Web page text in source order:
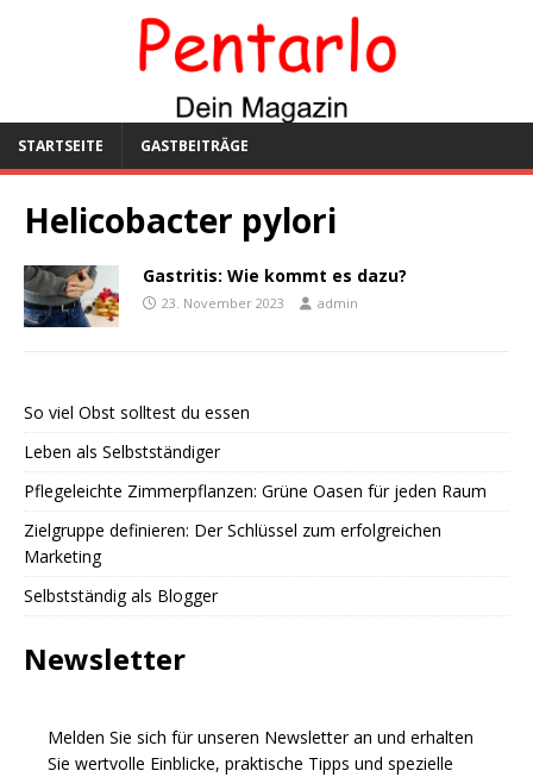
STARTSEITE GASTBEITRÄGE
Helicobacter pylori
Gastritis: Wie kommt es dazu?
23. November 2023 admin
So viel Obst solltest du essen
Leben als Selbstständiger
Pflegeleichte Zimmerpflanzen: Grüne Oasen für jeden Raum
Zielgruppe definieren: Der Schlüssel zum erfolgreichen
Marketing
Selbstständig als Blogger
Newsletter
Melden Sie sich für unseren Newsletter an und erhalten
Sie wertvolle Einblicke, praktische Tipps und spezielle